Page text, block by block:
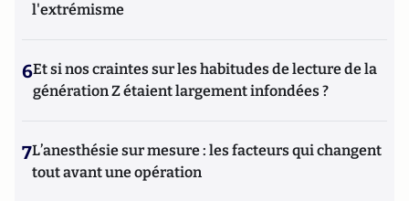
l'extrémisme
6Et si nos craintes sur les habitudes de lecture de la
génération Z étaient largement infondées ?
7L’anesthésie sur mesure : les facteurs qui changent
tout avant une opération